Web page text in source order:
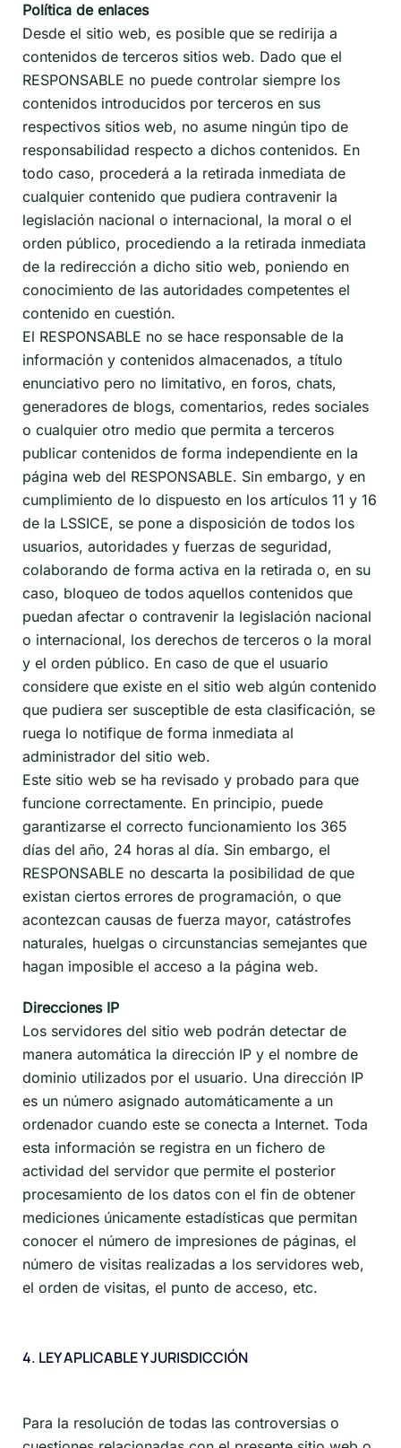
Política de enlaces
Desde el sitio web, es posible que se redirija a
contenidos de terceros sitios web. Dado que el
RESPONSABLE no puede controlar siempre los
contenidos introducidos por terceros en sus
respectivos sitios web, no asume ningún tipo de
responsabilidad respecto a dichos contenidos. En
todo caso, procederá a la retirada inmediata de
cualquier contenido que pudiera contravenir la
legislación nacional o internacional, la moral o el
orden público, procediendo a la retirada inmediata
de la redirección a dicho sitio web, poniendo en
conocimiento de las autoridades competentes el
contenido en cuestión.
El RESPONSABLE no se hace responsable de la
información y contenidos almacenados, a título
enunciativo pero no limitativo, en foros, chats,
generadores de blogs, comentarios, redes sociales
o cualquier otro medio que permita a terceros
publicar contenidos de forma independiente en la
página web del RESPONSABLE. Sin embargo, y en
cumplimiento de lo dispuesto en los artículos 11 y 16
de la LSSICE, se pone a disposición de todos los
usuarios, autoridades y fuerzas de seguridad,
colaborando de forma activa en la retirada o, en su
caso, bloqueo de todos aquellos contenidos que
puedan afectar o contravenir la legislación nacional
o internacional, los derechos de terceros o la moral
y el orden público. En caso de que el usuario
considere que existe en el sitio web algún contenido
que pudiera ser susceptible de esta clasificación, se
ruega lo notifique de forma inmediata al
administrador del sitio web.
Este sitio web se ha revisado y probado para que
funcione correctamente. En principio, puede
garantizarse el correcto funcionamiento los 365
días del año, 24 horas al día. Sin embargo, el
RESPONSABLE no descarta la posibilidad de que
existan ciertos errores de programación, o que
acontezcan causas de fuerza mayor, catástrofes
naturales, huelgas o circunstancias semejantes que
hagan imposible el acceso a la página web.
Direcciones IP
Los servidores del sitio web podrán detectar de
manera automática la dirección IP y el nombre de
dominio utilizados por el usuario. Una dirección IP
es un número asignado automáticamente a un
ordenador cuando este se conecta a Internet. Toda
esta información se registra en un fichero de
actividad del servidor que permite el posterior
procesamiento de los datos con el fin de obtener
mediciones únicamente estadísticas que permitan
conocer el número de impresiones de páginas, el
número de visitas realizadas a los servidores web,
el orden de visitas, el punto de acceso, etc.
4. LEY APLICABLE Y JURISDICCIÓN
Para la resolución de todas las controversias o